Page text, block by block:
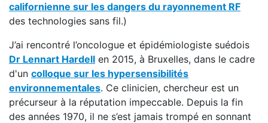
californienne sur les dangers du rayonnement RF
des technologies sans fil.)
J’ai rencontré l’oncologue et épidémiologiste suédois
Dr Lennart Hardell en 2015, à Bruxelles, dans le cadre
d'un colloque sur les hypersensibilités
environnementales. Ce clinicien, chercheur est un
précurseur à la réputation impeccable. Depuis la fin
des années 1970, il ne s’est jamais trompé en sonnant